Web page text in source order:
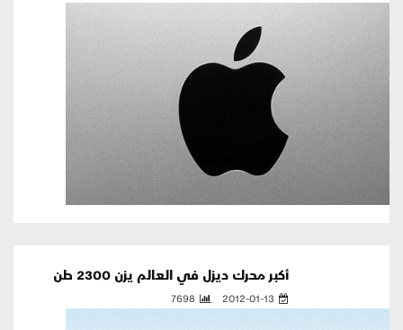
أكبر محرك ديزل في العالم يزن 2300 طن
2012-01-13
7698